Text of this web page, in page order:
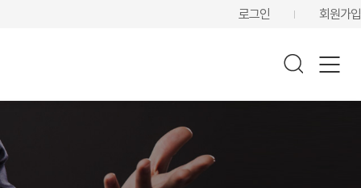
로그인 회원가입